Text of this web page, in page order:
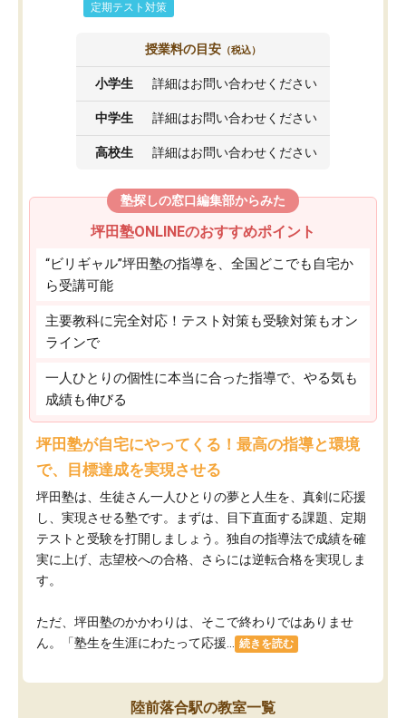
定期テスト対策
授業料の目安 （税込）
小学生 詳細はお問い合わせください
中学生 詳細はお問い合わせください
高校生 詳細はお問い合わせください
塾探しの窓口編集部からみた
坪田塾ONLINEのおすすめポイント
“ビリギャル”坪田塾の指導を、全国どこでも自宅か
ら受講可能
主要教科に完全対応！テスト対策も受験対策もオン
ラインで
一人ひとりの個性に本当に合った指導で、やる気も
成績も伸びる
坪田塾が自宅にやってくる！最高の指導と環境
で、目標達成を実現させる
坪田塾は、生徒さん一人ひとりの夢と人生を、真剣に応援
し、実現させる塾です。まずは、目下直面する課題、定期
テストと受験を打開しましょう。独自の指導法で成績を確
実に上げ、志望校への合格、さらには逆転合格を実現しま
す。
ただ、坪田塾のかかわりは、そこで終わりではありませ
ん。「塾生を生涯にわたって応援...
続きを読む
陸前落合駅の教室一覧